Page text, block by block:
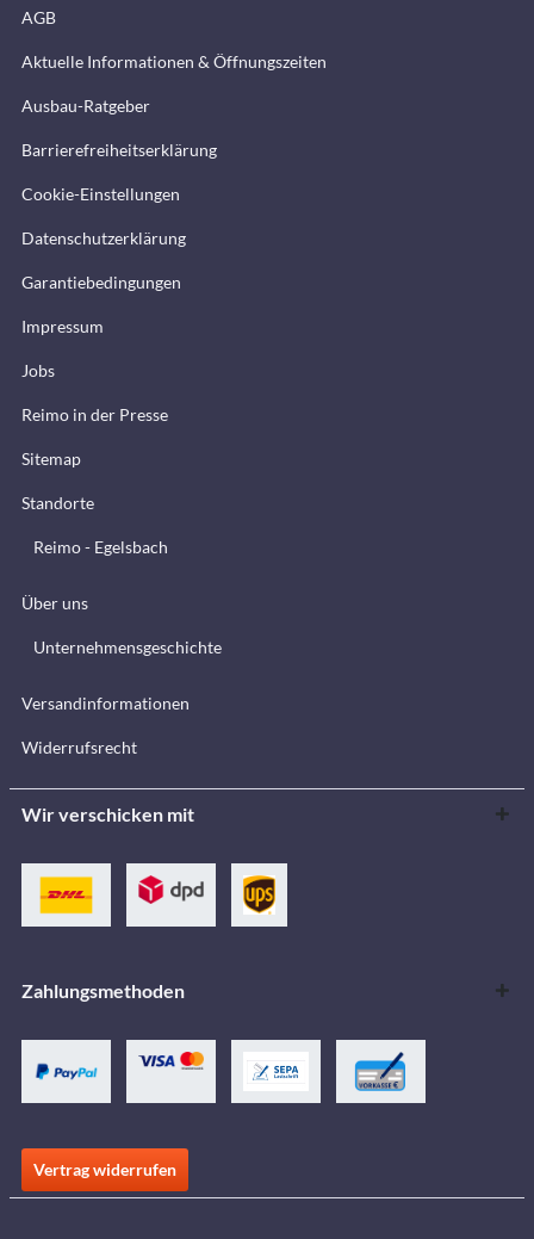
AGB
Aktuelle Informationen & Öffnungszeiten
Ausbau-Ratgeber
Barrierefreiheitserklärung
Cookie-Einstellungen
Datenschutzerklärung
Garantiebedingungen
Impressum
Jobs
Reimo in der Presse
Sitemap
Standorte
Reimo - Egelsbach
Über uns
Unternehmensgeschichte
Versandinformationen
Widerrufsrecht
Wir verschicken mit
Zahlungsmethoden
Vertrag widerrufen